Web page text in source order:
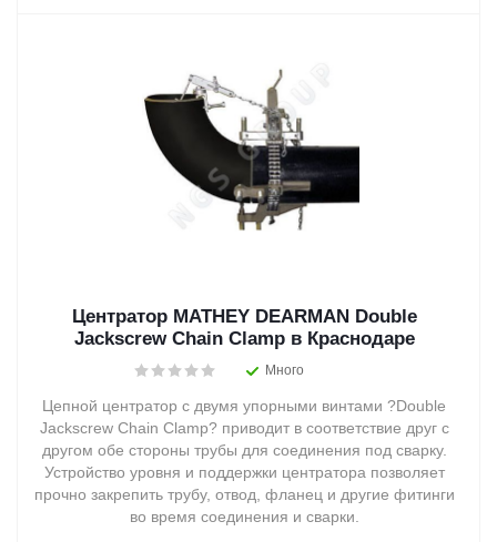
Центратор MATHEY DEARMAN Double
Jackscrew Chain Clamp в Краснодаре
Много
Цепной центратор с двумя упорными винтами ?Double
Jackscrew Chain Clamp? приводит в соответствие друг с
другом обе стороны трубы для соединения под сварку.
Устройство уровня и поддержки центратора позволяет
прочно закрепить трубу, отвод, фланец и другие фитинги
во время соединения и сварки.